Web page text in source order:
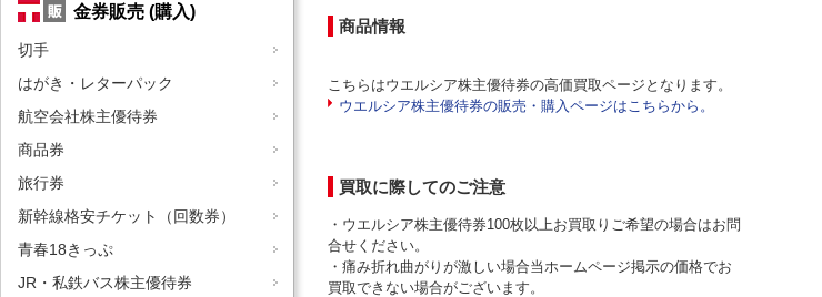
金券販売 (購入)
切手
はがき・レターパック
航空会社株主優待券
商品券
旅行券
新幹線格安チケット（回数券）
青春18きっぷ
JR・私鉄バス株主優待券
商品情報
こちらはウエルシア株主優待券の高価買取ページとなります。
ウエルシア株主優待券の販売・購入ページはこちらから。
買取に際してのご注意
・ウエルシア株主優待券100枚以上お買取りご希望の場合はお問
合せください。
・痛み折れ曲がりが激しい場合当ホームページ掲示の価格でお
買取できない場合がございます。